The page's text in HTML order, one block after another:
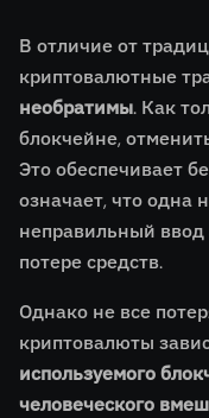
В отличие от
криптовалютные
необратимы. Как
блокчейне,
Это обеспечивает
означает, что одна
неправильный ввод
потере средств.
Однако не все
криптовалюты
используемого
человеческого